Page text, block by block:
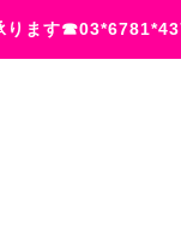
ります